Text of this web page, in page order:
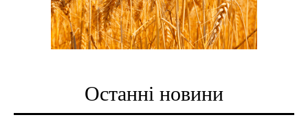
Останні новини